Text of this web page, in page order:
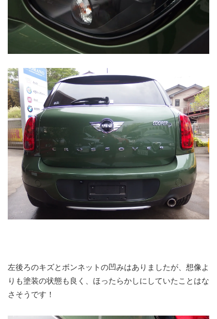
左後ろのキズとボンネットの凹みはありましたが、想像よ
りも塗装の状態も良く、ほったらかしにしていたことはな
さそうです！